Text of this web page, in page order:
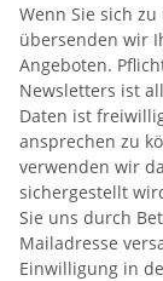
Wenn Sie sich
übersenden wir
Angeboten.
Newsletters ist
Daten ist
ansprechen zu
verwenden wir
sichergestellt
Sie uns durch
Mailadresse
Einwilligung in